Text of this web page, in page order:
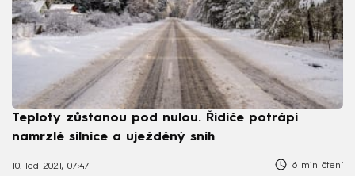
Teploty zůstanou pod nulou. Řidiče potrápí
namrzlé silnice a uježděný sníh
10. led 2021, 07:47 6 min čtení